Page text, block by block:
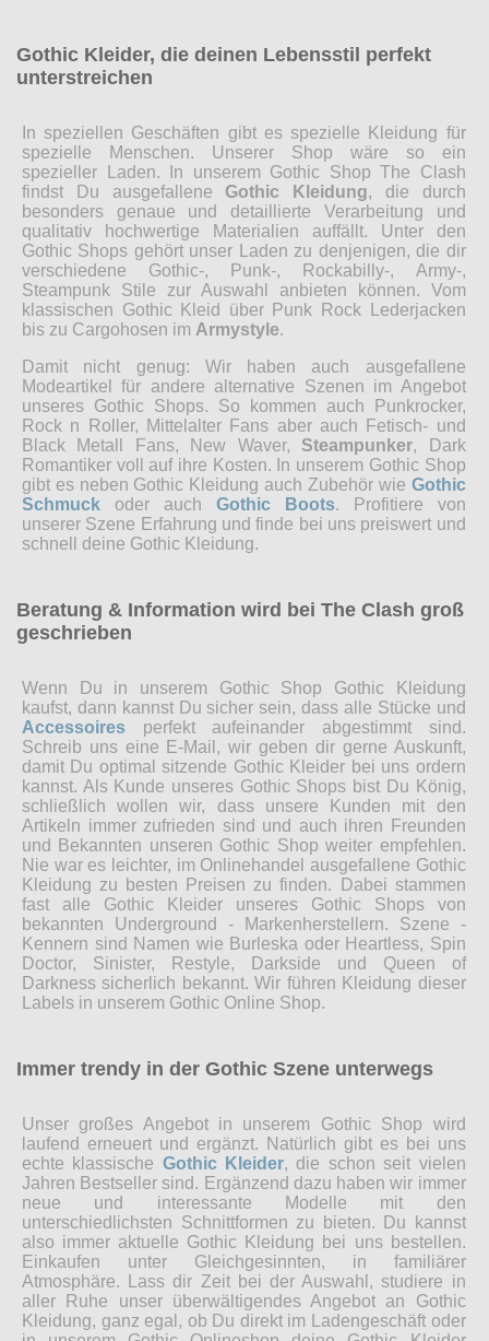
Gothic Kleider, die deinen Lebensstil perfekt
unterstreichen
In speziellen Geschäften gibt es spezielle Kleidung für
spezielle Menschen. Unserer Shop wäre so ein
spezieller Laden. In unserem Gothic Shop The Clash
findst Du ausgefallene Gothic Kleidung, die durch
besonders genaue und detaillierte Verarbeitung und
qualitativ hochwertige Materialien auffällt. Unter den
Gothic Shops gehört unser Laden zu denjenigen, die dir
verschiedene Gothic-, Punk-, Rockabilly-, Army-,
Steampunk Stile zur Auswahl anbieten können. Vom
klassischen Gothic Kleid über Punk Rock Lederjacken
bis zu Cargohosen im Armystyle.
Damit nicht genug: Wir haben auch ausgefallene
Modeartikel für andere alternative Szenen im Angebot
unseres Gothic Shops. So kommen auch Punkrocker,
Rock n Roller, Mittelalter Fans aber auch Fetisch- und
Black Metall Fans, New Waver, Steampunker, Dark
Romantiker voll auf ihre Kosten. In unserem Gothic Shop
gibt es neben Gothic Kleidung auch Zubehör wie Gothic
Schmuck oder auch Gothic Boots. Profitiere von
unserer Szene Erfahrung und finde bei uns preiswert und
schnell deine Gothic Kleidung.
Beratung & Information wird bei The Clash groß
geschrieben
Wenn Du in unserem Gothic Shop Gothic Kleidung
kaufst, dann kannst Du sicher sein, dass alle Stücke und
Accessoires perfekt aufeinander abgestimmt sind.
Schreib uns eine E-Mail, wir geben dir gerne Auskunft,
damit Du optimal sitzende Gothic Kleider bei uns ordern
kannst. Als Kunde unseres Gothic Shops bist Du König,
schließlich wollen wir, dass unsere Kunden mit den
Artikeln immer zufrieden sind und auch ihren Freunden
und Bekannten unseren Gothic Shop weiter empfehlen.
Nie war es leichter, im Onlinehandel ausgefallene Gothic
Kleidung zu besten Preisen zu finden. Dabei stammen
fast alle Gothic Kleider unseres Gothic Shops von
bekannten Underground - Markenherstellern. Szene -
Kennern sind Namen wie Burleska oder Heartless, Spin
Doctor, Sinister, Restyle, Darkside und Queen of
Darkness sicherlich bekannt. Wir führen Kleidung dieser
Labels in unserem Gothic Online Shop.
Immer trendy in der Gothic Szene unterwegs
Unser großes Angebot in unserem Gothic Shop wird
laufend erneuert und ergänzt. Natürlich gibt es bei uns
echte klassische Gothic Kleider, die schon seit vielen
Jahren Bestseller sind. Ergänzend dazu haben wir immer
neue und interessante Modelle mit den
unterschiedlichsten Schnittformen zu bieten. Du kannst
also immer aktuelle Gothic Kleidung bei uns bestellen.
Einkaufen unter Gleichgesinnten, in familiärer
Atmosphäre. Lass dir Zeit bei der Auswahl, studiere in
aller Ruhe unser überwältigendes Angebot an Gothic
Kleidung, ganz egal, ob Du direkt im Ladengeschäft oder